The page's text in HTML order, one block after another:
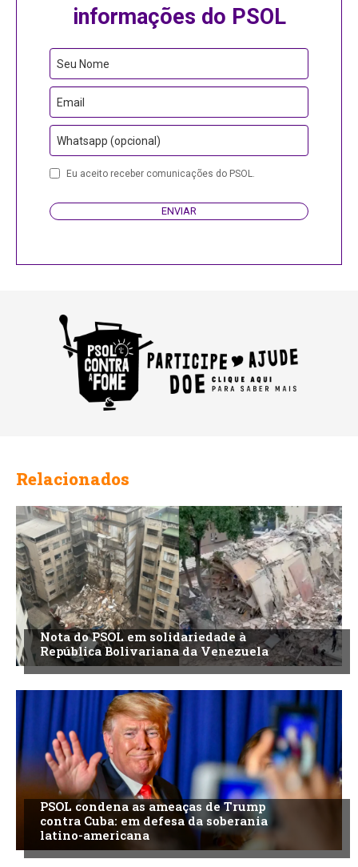
informações do PSOL
Seu Nome
Email
Whatsapp (opcional)
Company
Eu aceito receber comunicações do PSOL.
ENVIAR
Relacionados
Nota do PSOL em solidariedade à
República Bolivariana da Venezuela
PSOL condena as ameaças de Trump
contra Cuba: em defesa da soberania
latino-americana